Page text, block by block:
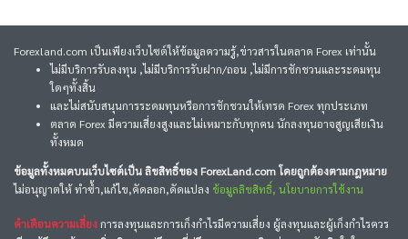
Forexland.com เป็นเพียงเว็บไซต์ให้ข้อมูลความรู้,ข่าวสารในตลาด Forex เท่านั้น
ไม่มีบริการรับลงทุน ,ไม่มีบริการรับฝาก/ถอน ,ไม่มีการชักชวนและระดมทุน
ใดๆทั้งสิ้น
และไม่สนับสนุนการระดมทุนหรือการชักชวนให้เทรด Forex ทุกประเภท
ตลาด Forex มีความเสี่ยงสูงและไม่เหมาะกับทุกคน นักลงทุนอาจสูญเสียเงิน
ทั้งหมด
ข้อมูลทั้งหมดบนเว็บไซต์เป็น ลิขสิทธิ์ของ ForexLand.com โดยถูกต้องตามกฎหมาย
ไม่อนุญาตให้ ทำซ้ำ,แก้ไข,คัดลอก,ดัดแปลง ข้อมูลลิขสิทธิ์, นโยบายการใช้งาน
คำเตือนความเสี่ยงการลงทุนและการเก็งกำไรมีความเสี่ยง ผู้ลงทุนและผู้เก็งกำไรควร